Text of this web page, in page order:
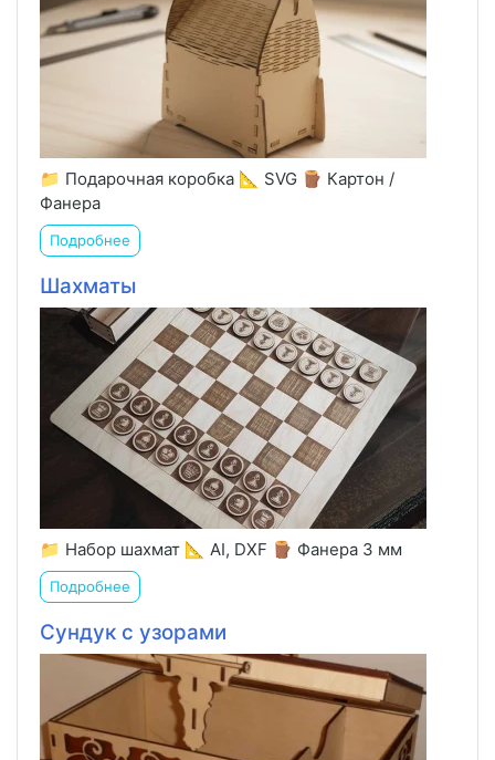
📁 Подарочная коробка 📐 SVG 🪵 Картон /
Фанера
Подробнее
Шахматы
📁 Набор шахмат 📐 AI, DXF 🪵 Фанера 3 мм
Подробнее
Сундук с узорами